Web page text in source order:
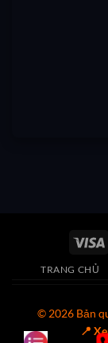
TRANG CHỦ
© 2026 Bản
📍